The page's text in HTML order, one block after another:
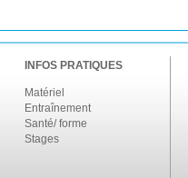
INFOS PRATIQUES
Matériel
Entraînement
Santé/ forme
Stages